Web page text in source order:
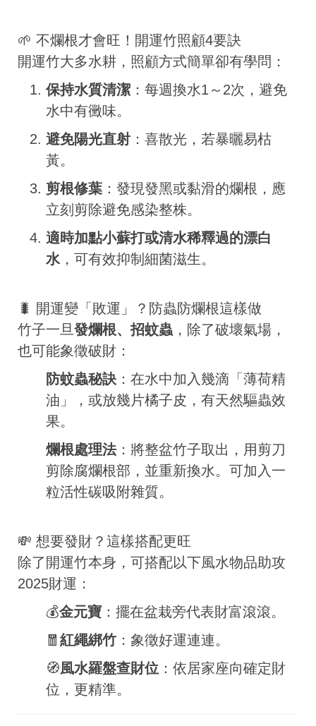
🌱 不爛根才會旺！開運竹照顧4要訣
開運竹大多水耕，照顧方式簡單卻有學問：
保持水質清潔 ：每週換水1～2次，避免
水中有黴味。
避免陽光直射 ：喜散光，若暴曬易枯
黃。
剪根修葉 ：發現發黑或黏滑的爛根，應
立刻剪除避免感染整株。
適時加點小蘇打或清水稀釋過的漂白
水，可有效抑制細菌滋生。
🐛 開運變「敗運」？防蟲防爛根這樣做
竹子一旦發爛根、招蚊蟲 ，除了破壞氣場，
也可能象徵破財：
防蚊蟲秘訣 ：在水中加入幾滴「薄荷精
油」，或放幾片橘子皮，有天然驅蟲效
果。
爛根處理法：將整盆竹子取出，用剪刀
剪除腐爛根部，並重新換水。可加入一
粒活性碳吸附雜質。
💸 想要發財？這樣搭配更旺
除了開運竹本身，可搭配以下風水物品助攻
2025財運：
💰金元寶 ：擺在盆栽旁代表財富滾滾。
🧧 紅繩綁竹 ：象徵好運連連。
🧭風水羅盤查財位 ：依居家座向確定財
位，更精準。